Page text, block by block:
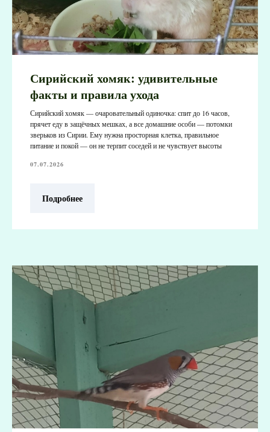
Сирийский хомяк: удивительные
факты и правила ухода
Сирийский хомяк — очаровательный одиночка: спит до 16 часов,
прячет еду в защёчных мешках, а все домашние особи — потомки
зверьков из Сирии. Ему нужна просторная клетка, правильное
питание и покой — он не терпит соседей и не чувствует высоты
07.07.2026
Подробнее